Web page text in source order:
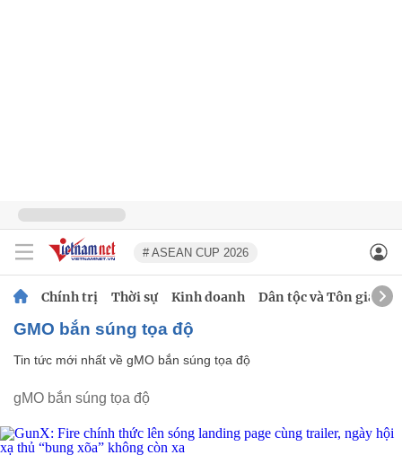
# ASEAN CUP 2026
Chính trị Thời sự Kinh doanh Dân tộc và Tôn giáo
gMO bắn súng tọa độ
Tin tức mới nhất về gMO bắn súng tọa độ
gMO bắn súng tọa độ